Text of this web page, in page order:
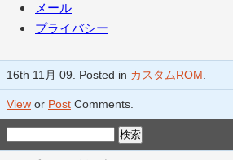
メール
プライバシー
16th 11月 09. Posted in カスタムROM
View or Post Comments.